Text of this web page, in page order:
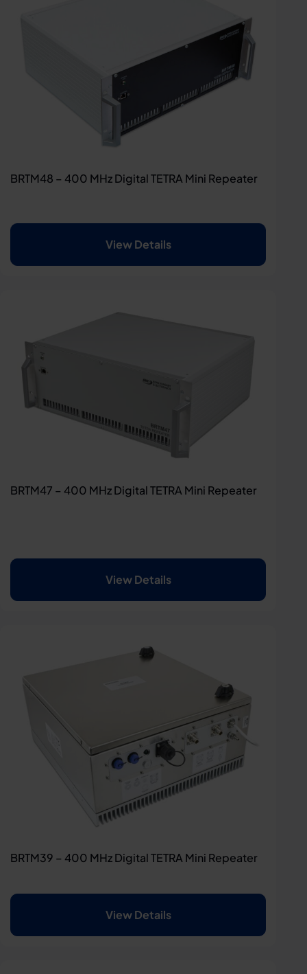
BRTM48 – 400 MHz Digital TETRA Mini Repeater
View Details
BRTM47 – 400 MHz Digital TETRA Mini Repeater
View Details
BRTM39 – 400 MHz Digital TETRA Mini Repeater
View Details